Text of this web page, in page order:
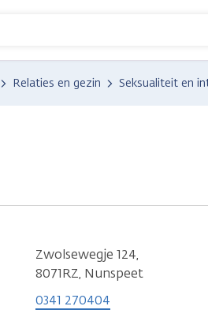
Relaties en gezin Seksualiteit en
Zwolsewegje 124,
8071RZ, Nunspeet
0341 270404